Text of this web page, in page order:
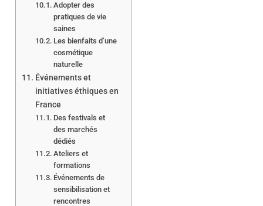
Adopter des
pratiques de vie
saines
Les bienfaits d’une
cosmétique
naturelle
Événements et
initiatives éthiques en
France
Des festivals et
des marchés
dédiés
Ateliers et
formations
Événements de
sensibilisation et
rencontres